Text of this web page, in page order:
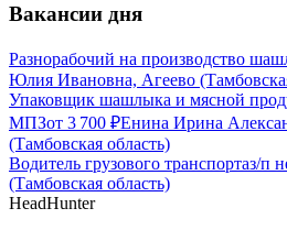
Вакансии дня
Разнорабочий на производство
Юлия Ивановна, Агеево
Упаковщик шашлыка и мясной
МПЗот 3 700 ₽Енина Ирина
(Тамбовская область)
Водитель грузового транспортаз/п
(Тамбовская область)
HeadHunter